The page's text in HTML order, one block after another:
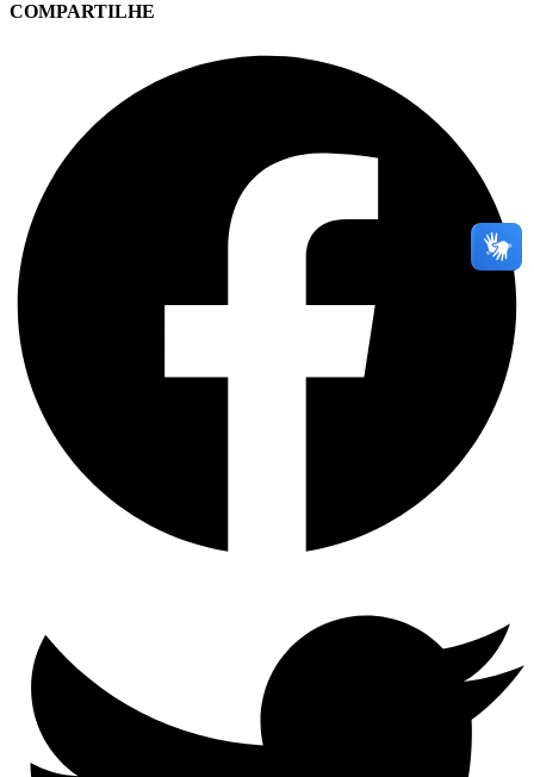
COMPARTILHE